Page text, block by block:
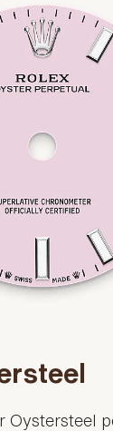
Oystersteel